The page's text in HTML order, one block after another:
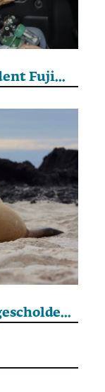
Peru: omstreden oud-president Fujimori vrijgelaten
Ecuador krijgt schuld kwijtgescholden in ruil voor natuurbescherming